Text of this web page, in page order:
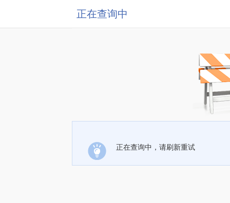
正在查询中
正在查询中，请刷新重试